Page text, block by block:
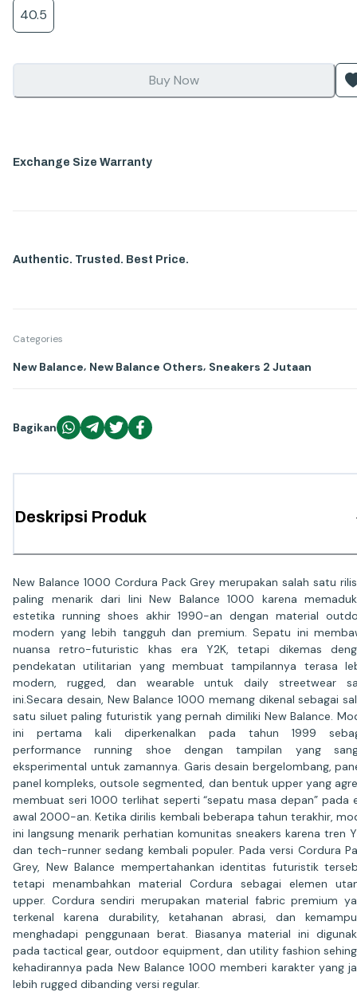
40.5
Buy Now
Exchange Size Warranty
Authentic. Trusted. Best Price.
Categories
New Balance, New Balance Others, Sneakers 2 Jutaan
Bagikan
Deskripsi Produk
New Balance 1000 Cordura Pack Grey merupakan salah satu
paling menarik dari lini New Balance 1000 karena
estetika running shoes akhir 1990-an dengan material
modern yang lebih tangguh dan premium. Sepatu ini
nuansa retro-futuristic khas era Y2K, tetapi dikemas
pendekatan utilitarian yang membuat tampilannya terasa
modern, rugged, dan wearable untuk daily streetwear
ini.Secara desain, New Balance 1000 memang dikenal sebagai
satu siluet paling futuristik yang pernah dimiliki New Balance.
ini pertama kali diperkenalkan pada tahun 1999
performance running shoe dengan tampilan yang
eksperimental untuk zamannya. Garis desain bergelombang,
panel kompleks, outsole segmented, dan bentuk upper yang
membuat seri 1000 terlihat seperti “sepatu masa depan” pada
awal 2000-an. Ketika dirilis kembali beberapa tahun terakhir,
ini langsung menarik perhatian komunitas sneakers karena tren
dan tech-runner sedang kembali populer. Pada versi Cordura
Grey, New Balance mempertahankan identitas futuristik
tetapi menambahkan material Cordura sebagai elemen
upper. Cordura sendiri merupakan material fabric premium
terkenal karena durability, ketahanan abrasi, dan
menghadapi penggunaan berat. Biasanya material ini
pada tactical gear, outdoor equipment, dan utility fashion
kehadirannya pada New Balance 1000 memberi karakter yang
lebih rugged dibanding versi regular.